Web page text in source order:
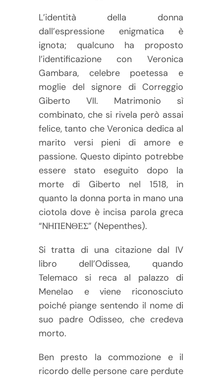
L’identità della donna
dall’espressione enigmatica è
ignota; qualcuno ha proposto
l’identificazione con Veronica
Gambara, celebre poetessa e
moglie del signore di Correggio
Giberto VII. Matrimonio sì
combinato, che si rivela però assai
felice, tanto che Veronica dedica al
marito versi pieni di amore e
passione. Questo dipinto potrebbe
essere stato eseguito dopo la
morte di Giberto nel 1518, in
quanto la donna porta in mano una
ciotola dove è incisa parola greca
“NHΠENΘΕΣ” (Nepenthes).
Si tratta di una citazione dal IV
libro dell’Odissea, quando
Telemaco si reca al palazzo di
Menelao e viene riconosciuto
poiché piange sentendo il nome di
suo padre Odisseo, che credeva
morto.
Ben presto la commozione e il
ricordo delle persone care perdute